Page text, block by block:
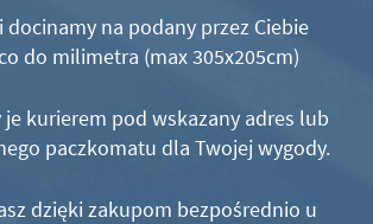
docinamy na podany przez Ciebie
do milimetra (max 305x205cm)
je kurierem pod wskazany adres lub
paczkomatu dla Twojej wygody.
dzięki zakupom bezpośrednio u